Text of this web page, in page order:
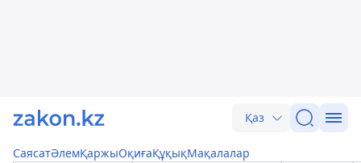
Қаз
СаясатӘлемҚаржыОқиғаҚұқықМақалалар